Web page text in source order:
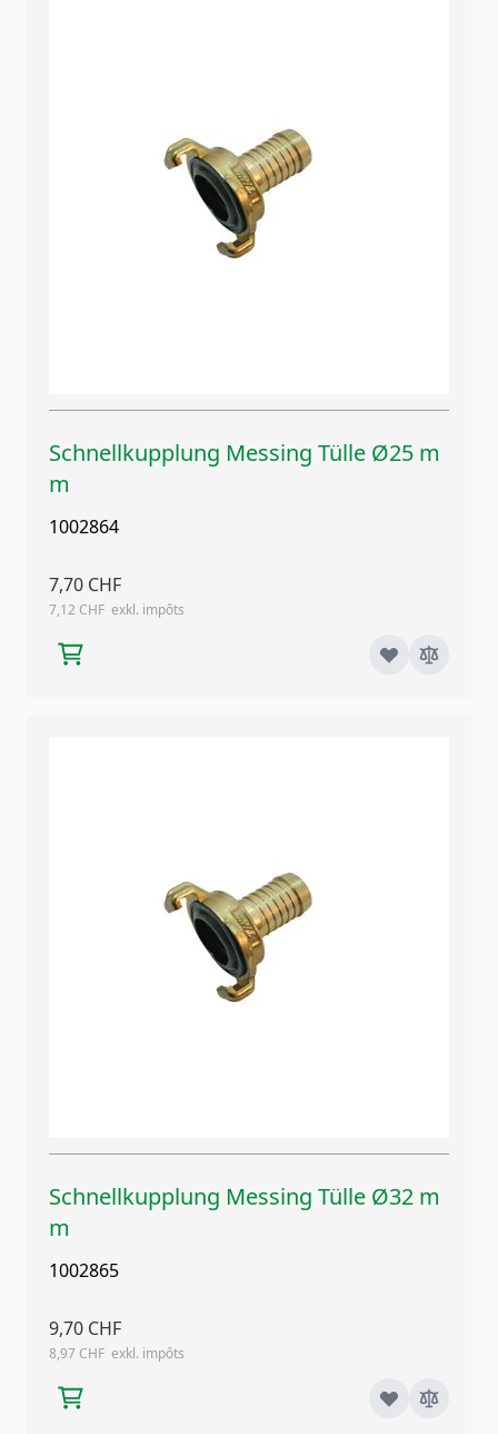
Schnellkupplung Messing Tülle Ø25 m
m
1002864
7,70 CHF
7,12 CHF
Schnellkupplung Messing Tülle Ø32 m
m
1002865
9,70 CHF
8,97 CHF